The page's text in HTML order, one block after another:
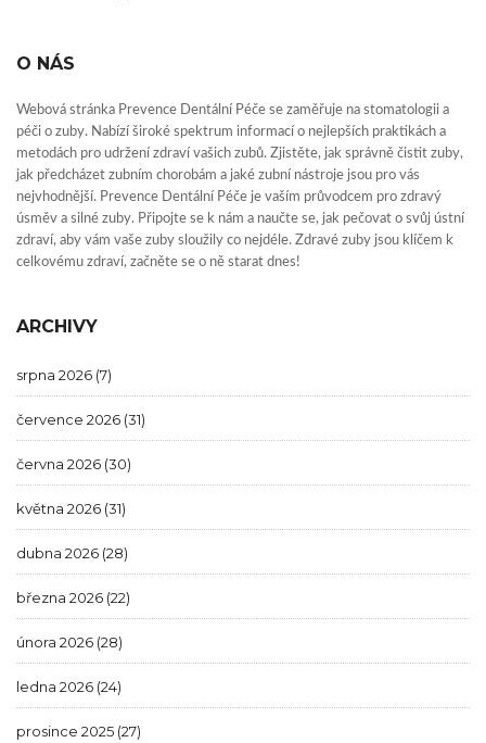
O NÁS
Webová stránka Prevence Dentální Péče se zaměřuje na stomatologii a
péči o zuby. Nabízí široké spektrum informací o nejlepších praktikách a
metodách pro udržení zdraví vašich zubů. Zjistěte, jak správně čistit zuby,
jak předcházet zubním chorobám a jaké zubní nástroje jsou pro vás
nejvhodnější. Prevence Dentální Péče je vaším průvodcem pro zdravý
úsměv a silné zuby. Připojte se k nám a naučte se, jak pečovat o svůj ústní
zdraví, aby vám vaše zuby sloužily co nejdéle. Zdravé zuby jsou klíčem k
celkovému zdraví, začněte se o ně starat dnes!
ARCHIVY
srpna 2026 (7)
července 2026 (31)
června 2026 (30)
května 2026 (31)
dubna 2026 (28)
března 2026 (22)
února 2026 (28)
ledna 2026 (24)
prosince 2025 (27)